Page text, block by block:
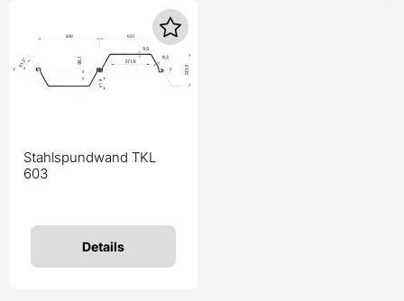
Stahlspundwand TKL
603
Details